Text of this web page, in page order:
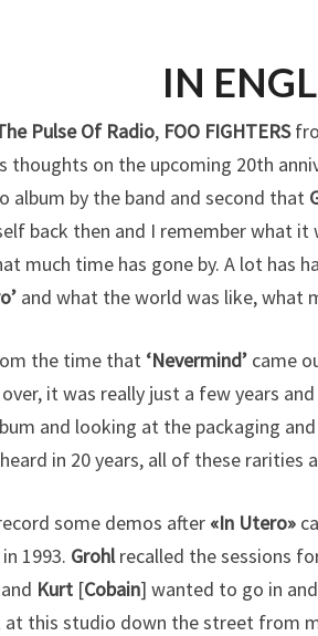
IN
Pulse Of Radio, FOO FIGHTERS
thoughts on the upcoming 20th
album by the band and second that
back then and I remember what
much time has gone by. A lot has
and what the world was like, what
the time that ‘Nevermind’ came
it was really just a few years
and looking at the packaging
in 20 years, all of these rarities
some demos after «In Utero»
in 1993. Grohlrecalled the sessions
Kurt [Cobain] wanted to go in
this studio down the street from